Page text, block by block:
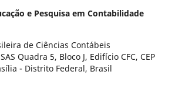
e Pesquisa em Contabilidade
de Ciências Contábeis
Quadra 5, Bloco J, Edifício CFC, CEP
- Distrito Federal, Brasil